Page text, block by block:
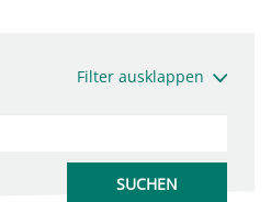
Filter ausklappen